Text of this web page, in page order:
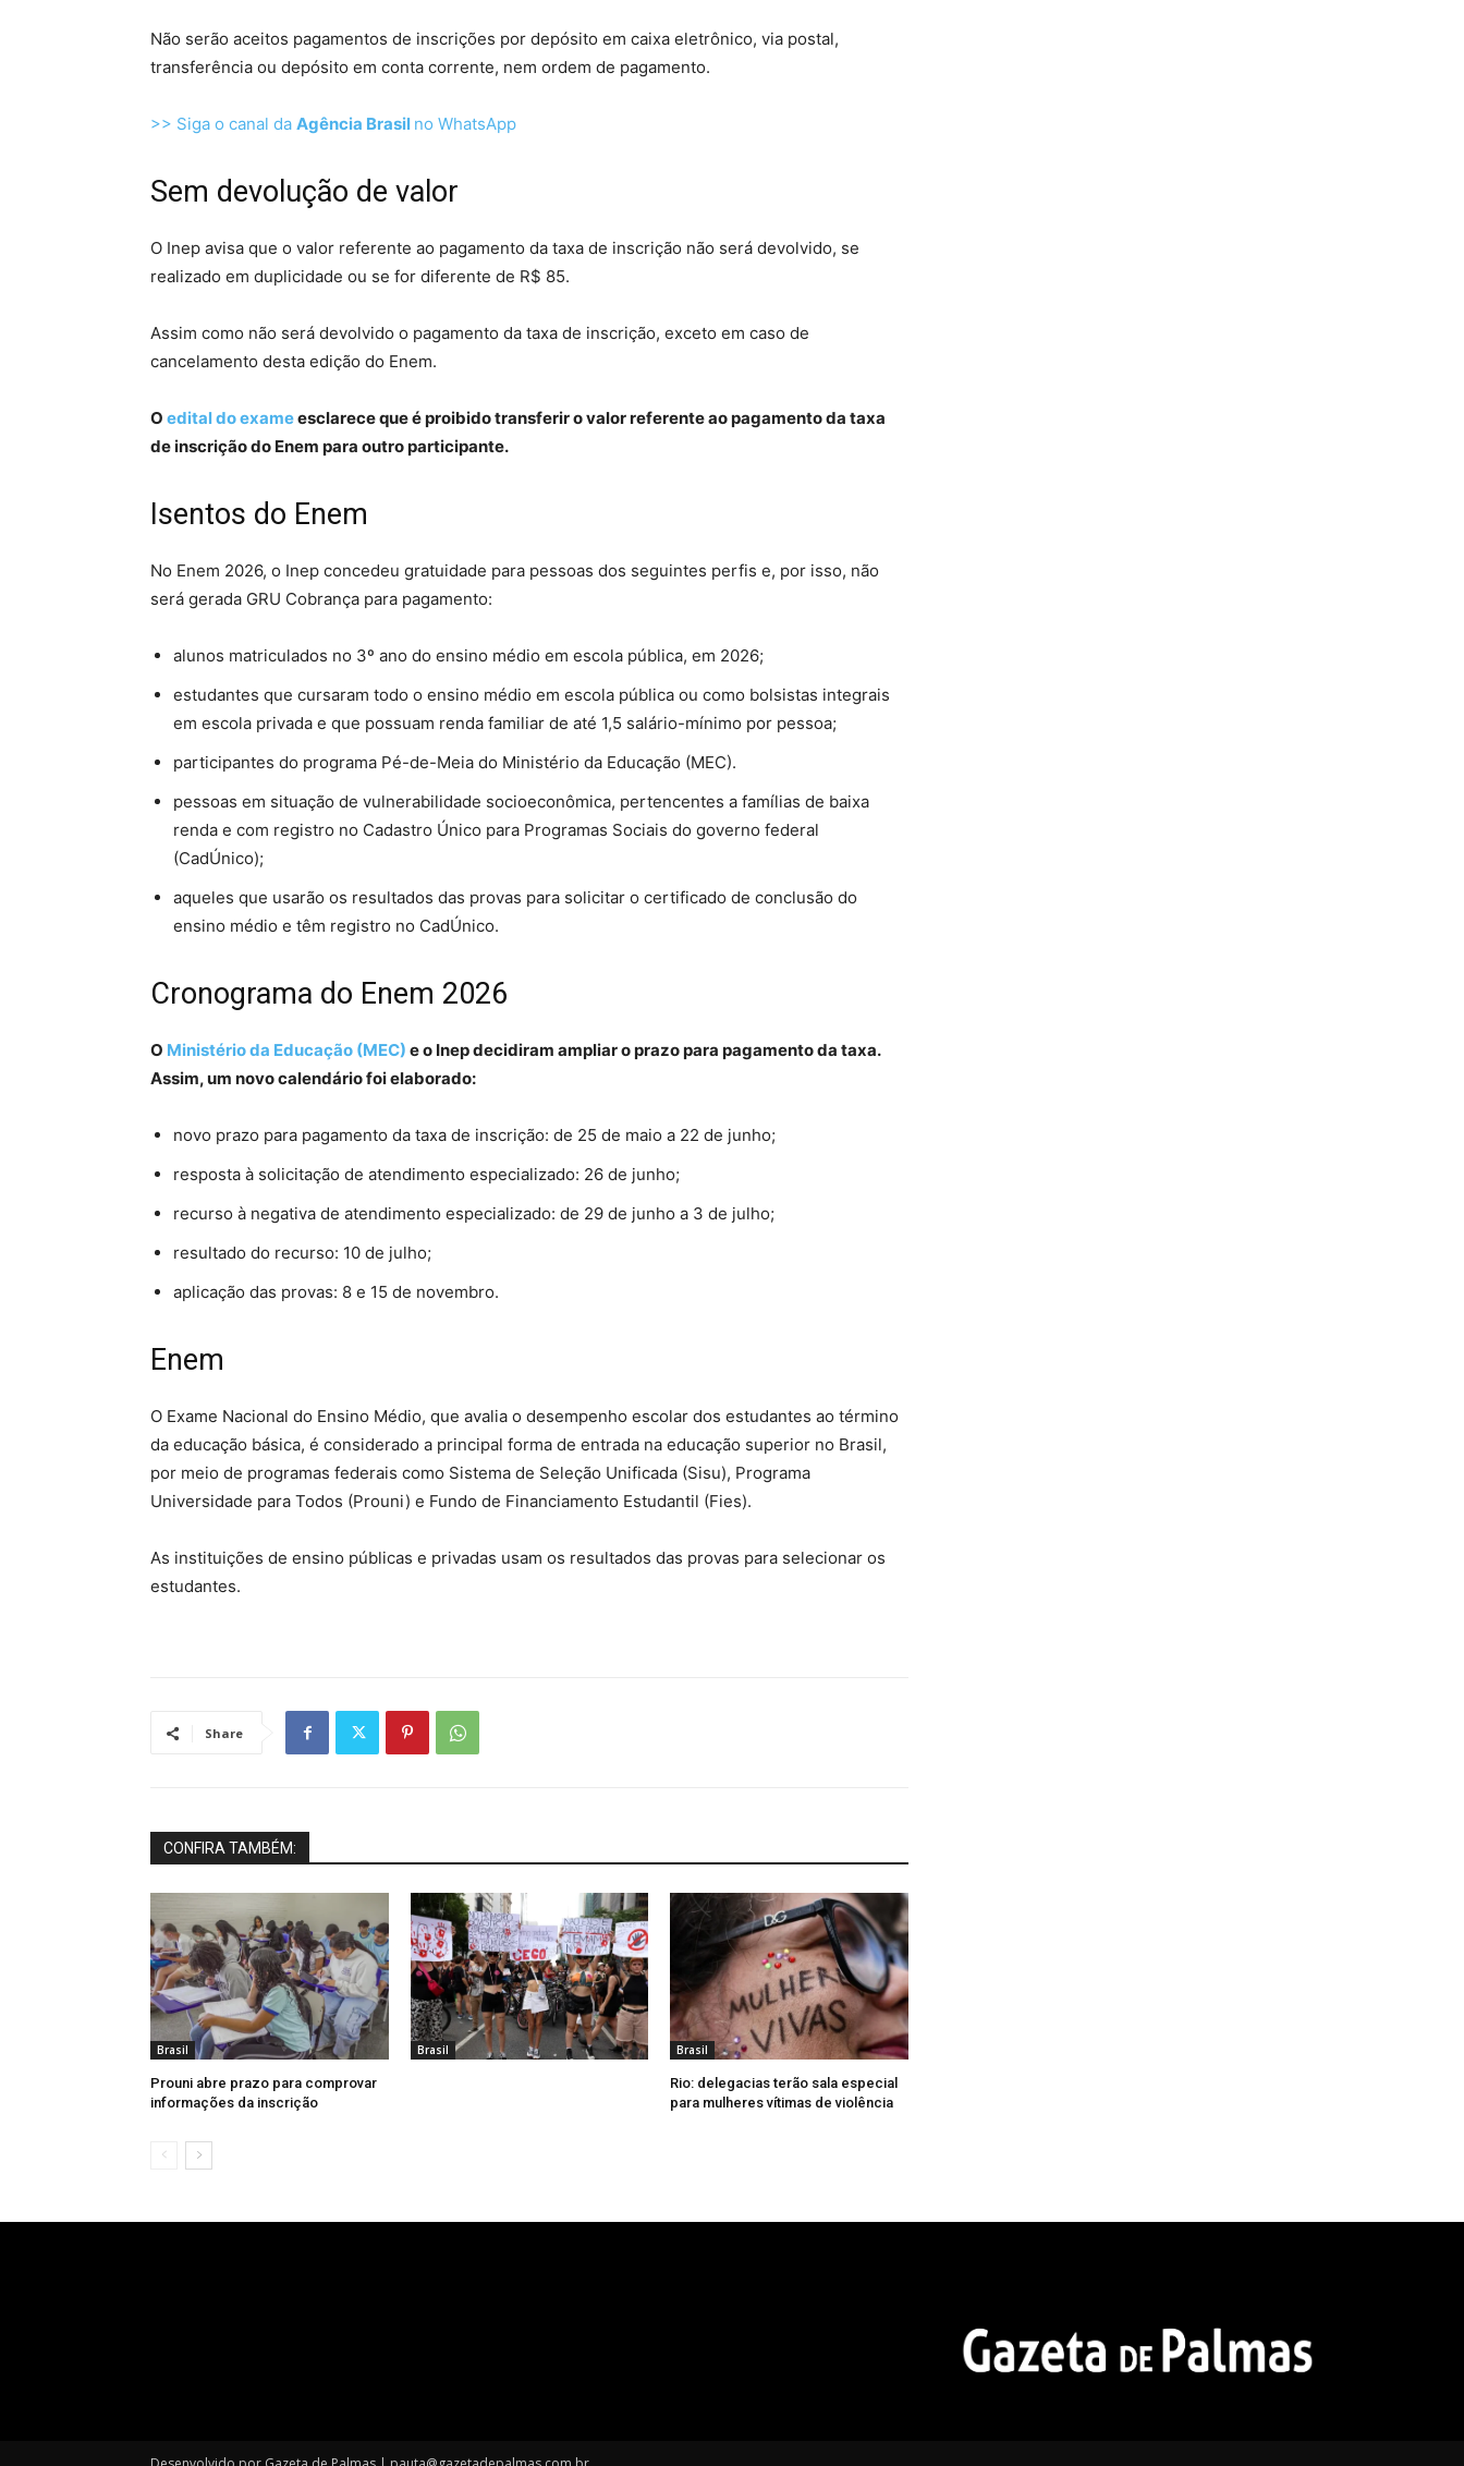
Não serão aceitos pagamentos de inscrições por depósito em caixa eletrônico, via postal,
transferência ou depósito em conta corrente, nem ordem de pagamento.
>> Siga o canal da Agência Brasil no WhatsApp
Sem devolução de valor
O Inep avisa que o valor referente ao pagamento da taxa de inscrição não será devolvido, se
realizado em duplicidade ou se for diferente de R$ 85.
Assim como não será devolvido o pagamento da taxa de inscrição, exceto em caso de
cancelamento desta edição do Enem.
O edital do exameesclarece que é proibido transferir o valor referente ao pagamento da taxa
de inscrição do Enem para outro participante.
Isentos do Enem
No Enem 2026, o Inep concedeu gratuidade para pessoas dos seguintes perfis e, por isso, não
será gerada GRU Cobrança para pagamento:
alunos matriculados no 3º ano do ensino médio em escola pública, em 2026;
estudantes que cursaram todo o ensino médio em escola pública ou como bolsistas integrais
em escola privada e que possuam renda familiar de até 1,5 salário-mínimo por pessoa;
participantes do programa Pé-de-Meia do Ministério da Educação (MEC).
pessoas em situação de vulnerabilidade socioeconômica, pertencentes a famílias de baixa
renda e com registro no Cadastro Único para Programas Sociais do governo federal
(CadÚnico);
aqueles que usarão os resultados das provas para solicitar o certificado de conclusão do
ensino médio e têm registro no CadÚnico.
Cronograma do Enem 2026
O Ministério da Educação (MEC) e o Inep decidiram ampliar o prazo para pagamento da taxa.
Assim, um novo calendário foi elaborado:
novo prazo para pagamento da taxa de inscrição: de 25 de maio a 22 de junho;
resposta à solicitação de atendimento especializado: 26 de junho;
recurso à negativa de atendimento especializado: de 29 de junho a 3 de julho;
resultado do recurso: 10 de julho;
aplicação das provas: 8 e 15 de novembro.
Enem
O Exame Nacional do Ensino Médio, que avalia o desempenho escolar dos estudantes ao término
da educação básica, é considerado a principal forma de entrada na educação superior no Brasil,
por meio de programas federais como Sistema de Seleção Unificada (Sisu), Programa
Universidade para Todos (Prouni) e Fundo de Financiamento Estudantil (Fies).
As instituições de ensino públicas e privadas usam os resultados das provas para selecionar os
estudantes.
Share
CONFIRA TAMBÉM:
Brasil
Prouni abre prazo para comprovar
informações da inscrição
Brasil Brasil
Rio: delegacias terão sala especial
para mulheres vítimas de violência